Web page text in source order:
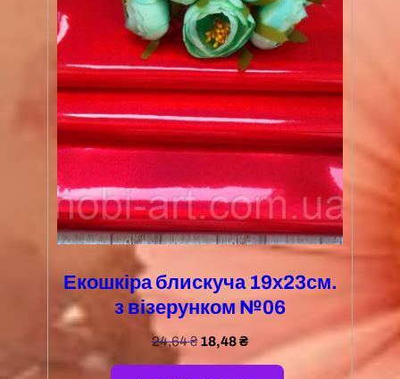
Екошкіра блискуча 19х23см.
з візерунком №06
24,64₴ 18,48₴